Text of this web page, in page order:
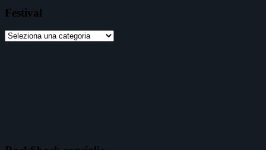
Festival